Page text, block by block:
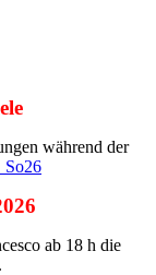
während der
ab 18 h die